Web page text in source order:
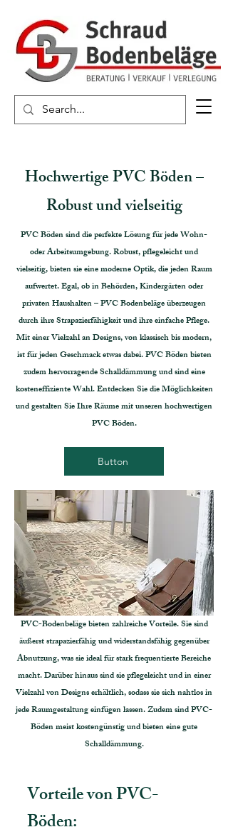
Hochwertige PVC Böden –
Robust und vielseitig
PVC Böden sind die perfekte Lösung für jede Wohn-
oder Arbeitsumgebung. Robust, pflegeleicht und
vielseitig, bieten sie eine moderne Optik, die jeden Raum
aufwertet. Egal, ob in Behörden, Kindergärten oder
privaten Haushalten – PVC Bodenbeläge überzeugen
durch ihre Strapazierfähigkeit und ihre einfache Pflege.
Mit einer Vielzahl an Designs, von klassisch bis modern,
ist für jeden Geschmack etwas dabei. PVC Böden bieten
zudem hervorragende Schalldämmung und sind eine
kosteneffiziente Wahl. Entdecken Sie die Möglichkeiten
und gestalten Sie Ihre Räume mit unseren hochwertigen
PVC Böden.
Button
PVC-Bodenbeläge bieten zahlreiche Vorteile. Sie sind
äußerst strapazierfähig und widerstandsfähig gegenüber
Abnutzung, was sie ideal für stark frequentierte Bereiche
macht. Darüber hinaus sind sie pflegeleicht und in einer
Vielzahl von Designs erhältlich, sodass sie sich nahtlos in
jede Raumgestaltung einfügen lassen. Zudem sind PVC-
Böden meist kostengünstig und bieten eine gute
Schalldämmung.
Vorteile von PVC-
Böden: